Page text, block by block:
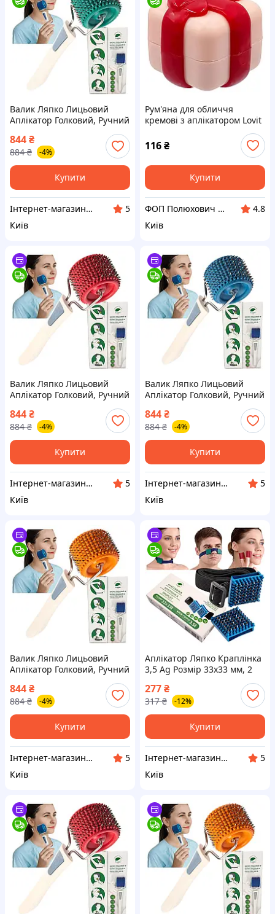
Валик Ляпко Лицьовий
Аплікатор Голковий, Ручний
Масажер Для Обличчя та
Тіла 3,5 Ag Зелений
844₴
884 ₴ -4%
Купити
Інтернет-магазин АРГО
5
Київ
Рум'яна для обличчя
кремові з аплікатором Lovit
116₴
Купити
ФОП Полюхович Л.Г.
4.8
Київ
Валик Ляпко Лицьовий
Аплікатор Голковий, Ручний
Масажер Для Обличчя та
Тіла 3,5 Ag Червоний
844₴
884 ₴ -4%
Купити
Інтернет-магазин АРГО
5
Київ
Валик Ляпко Лицьовий
Аплікатор Голковий, Ручний
Масажер Для Обличчя та
Тіла 3,5 Ag Синій
844₴
884 ₴ -4%
Купити
Інтернет-магазин АРГО
5
Київ
Валик Ляпко Лицьовий
Аплікатор Голковий, Ручний
Масажер Для Обличчя та
Тіла 3,5 Ag Помаранчевий
844₴
884 ₴ -4%
Купити
Інтернет-магазин АРГО
5
Київ
Аплікатор Ляпко Краплінка
3,5 Ag Розмір 33х33 мм, 2
акупунктурний масажер
для обличчя й тіла
277₴
317 ₴ -12%
Купити
Інтернет-магазин «Здорове Життя»
5
Київ